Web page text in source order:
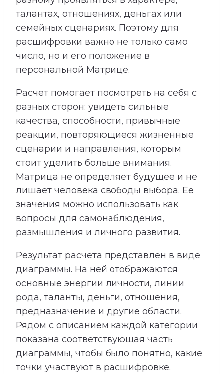
талантах, отношениях, деньгах или
семейных сценариях. Поэтому для
расшифровки важно не только само
число, но и его положение в
персональной Матрице.
Расчет помогает посмотреть на себя с
разных сторон: увидеть сильные
качества, способности, привычные
реакции, повторяющиеся жизненные
сценарии и направления, которым
стоит уделить больше внимания.
Матрица не определяет будущее и не
лишает человека свободы выбора. Ее
значения можно использовать как
вопросы для самонаблюдения,
размышления и личного развития.
Результат расчета представлен в виде
диаграммы. На ней отображаются
основные энергии личности, линии
рода, таланты, деньги, отношения,
предназначение и другие области.
Рядом с описанием каждой категории
показана соответствующая часть
диаграммы, чтобы было понятно, какие
точки участвуют в расшифровке.